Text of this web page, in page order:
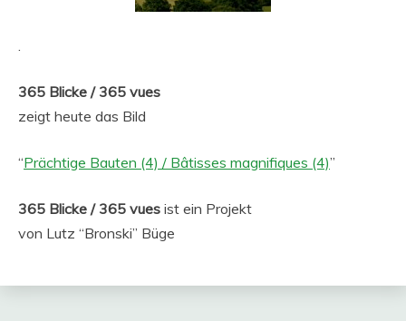
.
365 Blicke / 365 vues
zeigt heute das Bild
“Prächtige Bauten (4) / Bâtisses magnifiques (4)”
365 Blicke / 365 vues ist ein Projekt
von Lutz “Bronski” Büge